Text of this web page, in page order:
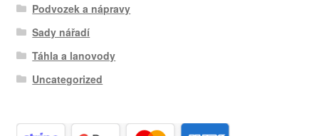
Podvozek a nápravy
Sady nářadí
Táhla a lanovody
Uncategorized